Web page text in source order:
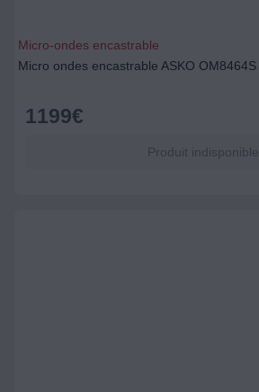
Micro-ondes encastrable
Micro ondes encastrable ASKO OM8464S
1199€
Produit indisponible